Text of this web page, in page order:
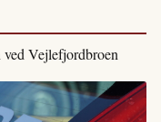
Vejlefjordbroen